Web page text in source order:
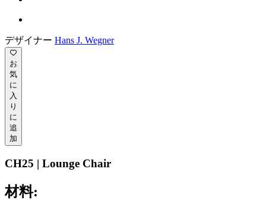
デザイナー Hans J. Wegner
お
気
に
入
り
に
追
加
CH25 | Lounge Chair
材料: